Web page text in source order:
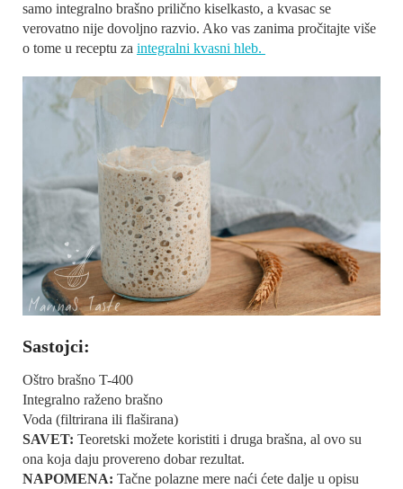
samo integralno brašno prilično kiselkasto, a kvasac se
verovatno nije dovoljno razvio. Ako vas zanima pročitajte više
o tome u receptu za integralni kvasni hleb.
Sastojci:
Oštro brašno T-400
Integralno raženo brašno
Voda (filtrirana ili flaširana)
SAVET: Teoretski možete koristiti i druga brašna, al ovo su
ona koja daju provereno dobar rezultat.
NAPOMENA: Tačne polazne mere naći ćete dalje u opisu